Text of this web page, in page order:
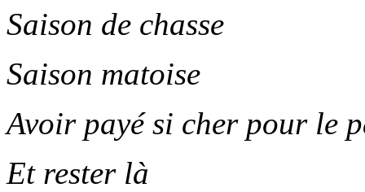
Saison de chasse
Saison matoise
Avoir payé si cher pour le
Et rester là